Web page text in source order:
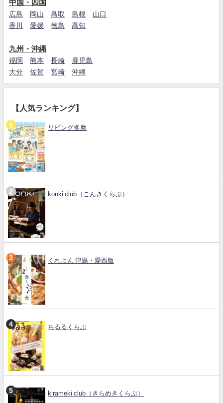
中国・四国
広島 岡山 鳥取 島根
山口
香川
愛媛 徳島 高知
九州・沖縄
福岡 熊本 長崎
鹿児島
大分
佐賀 宮崎 沖縄
【人気ランキング】
リビング多摩
konki club（こんきくらぶ）
くれよん 津島・愛西版
ちるるくらぶ
kirameki club（きらめきくらぶ）